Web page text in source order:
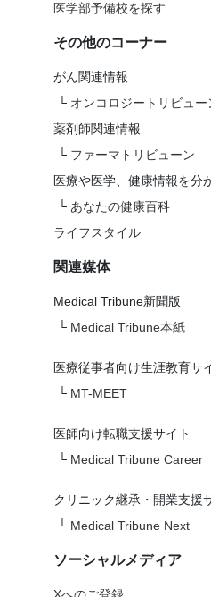
医学部予備校を探す
その他のコーナー
がん関連情報
└ オンコロジートリビュー
薬剤師関連情報
└ ファーマトリビューン
医療や医学、健康情報を分
└ あなたの健康百科
ライフスタイル
関連媒体
Medical Tribune新聞版
└ Medical Tribune本紙
医療従事者向け生涯教育サ
└ MT-MEET
医師向け転職支援サイト
└ Medical Tribune Career
クリニック継承・開業支援
└ Medical Tribune Next
ソーシャルメディア